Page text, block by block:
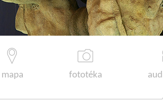
mapa fototéka